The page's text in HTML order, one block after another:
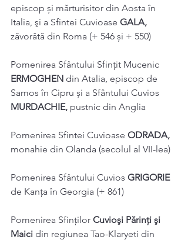
episcop și mărturisitor din Aosta în
Italia, şi a Sfintei Cuvioase GALA,
zăvorâtă din Roma (+ 546 și + 550)
Pomenirea Sfântului Sfințit Mucenic
ERMOGHEN din Atalia, episcop de
Samos în Cipru și a Sfântului Cuvios
MURDACHIE, pustnic din Anglia
Pomenirea Sfintei Cuvioase ODRADA,
monahie din Olanda (secolul al VII-lea)
Pomenirea Sfântului Cuvios GRIGORIE
de Kanţa în Georgia (+ 861)
Pomenirea Sfinților Cuvioşi Părinţi şi
Maici din regiunea Tao-Klaryeti din